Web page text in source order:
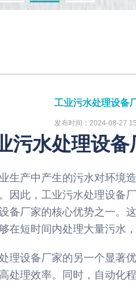
1 2 3
工业污水处理设备
发布时间：2024-08-27
污水处理设
生产中产生的污水对环境
因此，工业污水处理设备
备厂家的核心优势之一。
在短时间内处理大量污水
理设备厂家的另一个显著
处理效率。同时，自动化